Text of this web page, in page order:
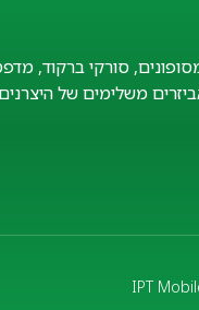
סורקי ברקוד,
משלימים של